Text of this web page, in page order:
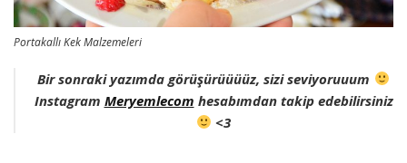
Portakallı Kek Malzemeleri
Bir sonraki yazımda görüşürüüüüz, sizi seviyoruuum
Instagram Meryemlecom hesabımdan takip edebilirsiniz
<3